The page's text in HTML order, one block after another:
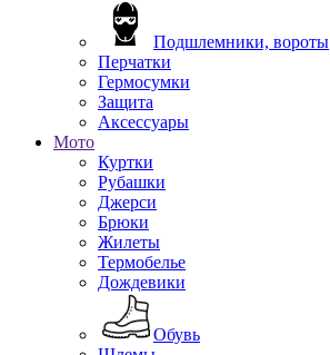
Подшлемники, вороты
Перчатки
Гермосумки
Защита
Аксессуары
Мото
Куртки
Рубашки
Джерси
Брюки
Жилеты
Термобелье
Дождевики
Обувь